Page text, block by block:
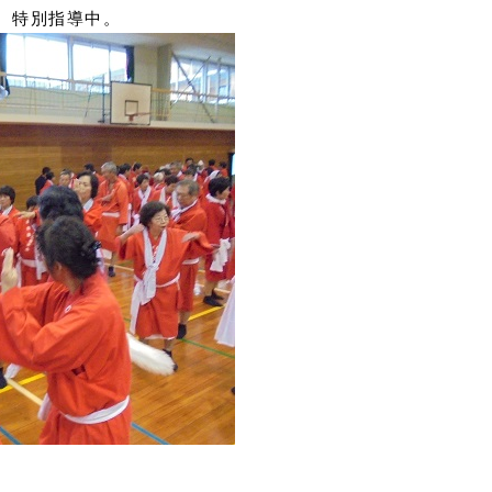
別指導中。